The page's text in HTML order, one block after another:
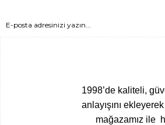
1998’de kaliteli,
anlayışını
mağazamız ile